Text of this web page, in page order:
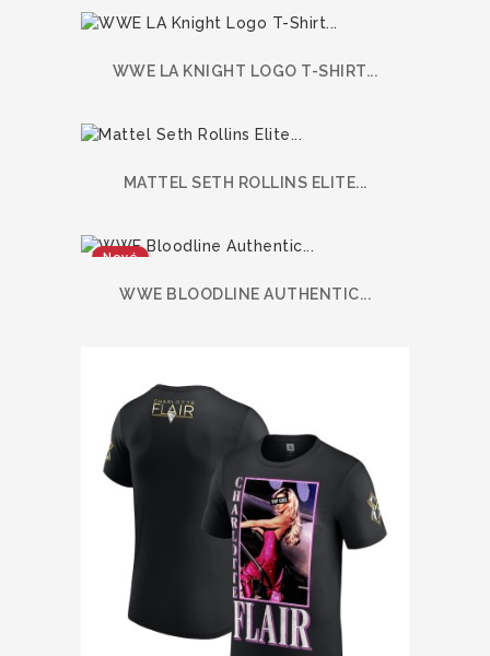
WWE LA KNIGHT LOGO T-SHIRT...
MATTEL SETH ROLLINS ELITE...
Nové
WWE BLOODLINE AUTHENTIC...